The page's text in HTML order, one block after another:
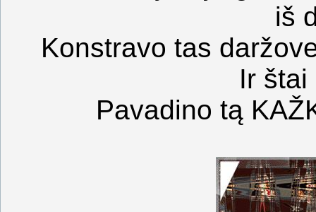
iš
Konstravo tas
Ir
Pavadino tą